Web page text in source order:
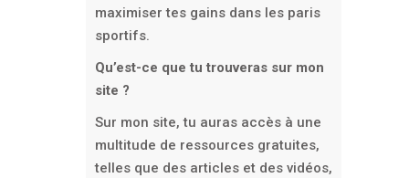
maximiser tes gains dans les paris
sportifs.
Qu’est-ce que tu trouveras sur mon
site ?
Sur mon site, tu auras accès à une
multitude de ressources gratuites,
telles que des articles et des vidéos,